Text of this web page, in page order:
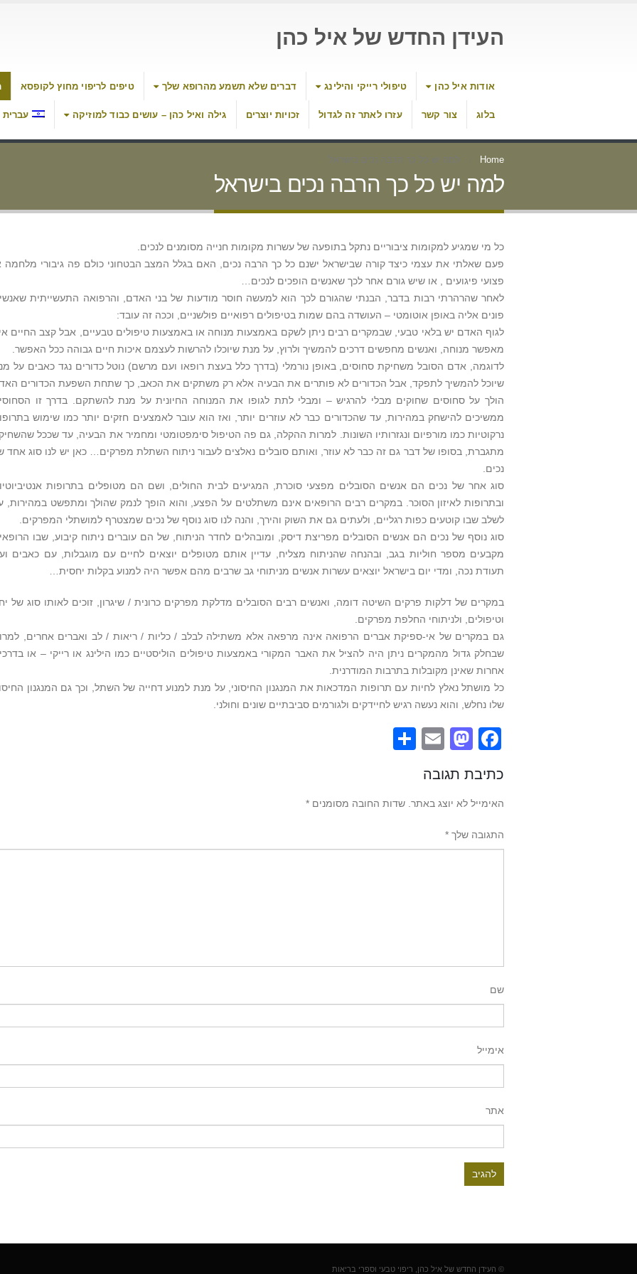
העידן החדש של איל כהן
אודות איל כהן טיפולי רייקי והילינג דברים שלא תשמע מהרופא שלך טיפים לריפוי מחוץ לקופסא
בלוג צור קשר עזרו לאתר זה לגדול זכויות יוצרים גילה ואיל כהן – עושים כבוד למוזיקה עברית
Home למה יש כל כך הרבה נכים בישראל
למה יש כל כך הרבה נכים בישראל
כל מי שמגיע למקומות ציבוריים נתקל בתופעה של עשרות מקומות חנייה מסומנים לנכים.
פעם שאלתי את עצמי כיצד קורה שבישראל ישנם כל כך הרבה נכים, האם בגלל המצב הבטחוני כולם פה גיבורי מלחמה
פצועי פיגועים , או שיש גורם אחר לכך שאנשים הופכים לנכים…
לאחר שהרהרתי רבות בדבר, הבנתי שהגורם לכך הוא למעשה חוסר מודעות של בני האדם, והרפואה התעשייתית
פונים אליה באופן אוטומטי – העושדה בהם שמות בטיפולים רפואיים פולשניים, וככה זה עובד:
לגוף האדם יש בלאי טבעי, שבמקרים רבים ניתן לשקם באמצעות מנוחה או באמצעות טיפולים טבעיים, אבל קצב החיים
מאפשר מנוחה, ואנשים מחפשים דרכים להמשיך ולרוץ, על מנת שיוכלו להרשות לעצמם איכות חיים גבוהה ככל האפשר.
לדוגמה, אדם הסובל משחיקת סחוסים, באופן נורמלי (בדרך כלל בעצת רופאו ועם מרשם) נוטל כדורים נגד כאבים על
שיוכל להמשיך לתפקד, אבל הכדורים לא פותרים את הבעיה אלא רק משתקים את הכאב, כך שתחת השפעת הכדורים
הולך על סחוסים שחוקים מבלי להרגיש – ומבלי לתת לגופו את המנוחה החיונית על מנת להשתקם. בדרך זו
ממשיכים להישחק במהירות, עד שהכדורים כבר לא עוזרים יותר, ואז הוא עובר לאמצעים חזקים יותר כמו שימוש
נרקוטיות כמו מורפיום ונגזרותיו השונות. למרות ההקלה, גם פה הטיפול סימפטומטי ומחמיר את הבעיה, עד שככל
מתגברת, בסופו של דבר גם זה כבר לא עוזר, ואותם סובלים נאלצים לעבור ניתוח השתלת מפרקים… כאן יש לנו סוג אחד
נכים.
סוג אחר של נכים הם אנשים הסובלים מפצעי סוכרת, המגיעים לבית החולים, ושם הם מטופלים בתרופות
ובתרופות לאיזון הסוכר. במקרים רבים הרופאים אינם משתלטים על הפצע, והוא הופך לנמק שהולך ומתפשט במהירות,
לשלב שבו קוטעים כפות רגליים, ולעתים גם את השוק והירך, והנה לנו סוג נוסף של נכים שמצטרף למושתלי המפרקים.
סוג נוסף של נכים הם אנשים הסובלים מפריצת דיסק, ומובהלים לחדר הניתוח, של הם עוברים ניתוח קיבוע, שבו
מקבעים מספר חוליות בגב, ובהנחה שהניתוח מצליח, עדיין אותם מטופלים יוצאים לחיים עם מוגבלות, עם כאבים
תעודת נכה, ומדי יום בישראל יוצאים עשרות אנשים מניתוחי גב שרבים מהם אפשר היה למנוע בקלות יחסית…
במקרים של דלקות פרקים השיטה דומה, ואנשים רבים הסובלים מדלקת מפרקים כרונית / שיגרון, זוכים לאותו סוג של
וטיפולים, ולניתוחי החלפת מפרקים.
גם במקרים של אי-ספיקת אברים הרפואה אינה מרפאה אלא משתילה לבלב / כליות / ריאות / לב ואברים אחרים,
שבחלק גדול מהמקרים ניתן היה להציל את האבר המקורי באמצעות טיפולים הוליסטיים כמו הילינג או רייקי – או
אחרות שאינן מקובלות בתרבות המודרנית.
כל מושתל נאלץ לחיות עם תרופות המדכאות את המנגנון החיסוני, על מנת למנוע דחייה של השתל, וכך גם המנגנון
שלו נחלש, והוא נעשה רגיש לחיידקים ולגורמים סביבתיים שונים וחולני.
Facebook
Mastodon
Email
כתיבת תגובה
האימייל לא יוצג באתר. שדות החובה מסומנים *
התגובה שלך *
שם
אימייל
אתר
© העידן החדש של איל כהן, ריפוי טבעי וספרי בריאות